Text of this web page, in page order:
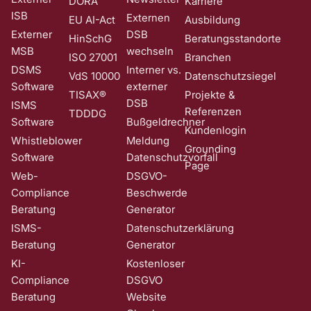
ISB
Externer
MSB
DSMS
Software
ISMS
Software
Whistleblower
Software
Web-
Compliance
Beratung
ISMS-
Beratung
KI-
Compliance
Beratung
EU AI-Act
HinSchG
ISO 27001
VdS 10000
TISAX®
TDDDG
Externen
DSB
wechseln
Interner vs.
externer
DSB
Bußgeldrechner
Meldung
Datenschutzvorfall
DSGVO-
Beschwerde
Generator
Datenschutzerklärung
Generator
Kostenloser
DSGVO
Website
Ausbildung
Beratungsstandorte
Branchen
Datenschutzsiegel
Projekte &
Referenzen
Kundenlogin
Grounding
Page